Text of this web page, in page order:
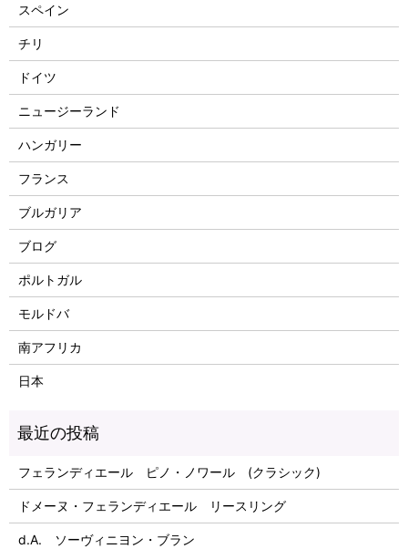
スペイン
チリ
ドイツ
ニュージーランド
ハンガリー
フランス
ブルガリア
ブログ
ポルトガル
モルドバ
南アフリカ
日本
フェランディエール ピノ・ノワール (クラシック)
ドメーヌ・フェランディエール リースリング
d.A. ソーヴィニヨン・ブラン